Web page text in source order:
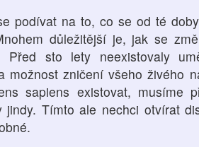
podívat na to, co se od té
důležitější je, jak se
Před sto lety neexistovaly
možnost zničení všeho živého
sapiens existovat, musíme
jindy. Tímto ale nechci otvírat